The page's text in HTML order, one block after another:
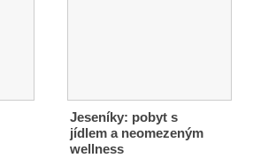
Jeseníky: pobyt s
jídlem a neomezeným
wellness